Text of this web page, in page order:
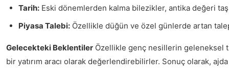
Tarih: Eski dönemlerden kalma bilezikler, antika değeri
Piyasa Talebi: Özellikle düğün ve özel günlerde artan
Gelecekteki Beklentiler Özellikle genç nesillerin geleneksel
bir yatırım aracı olarak değerlendirebilirler. Sonuç olarak,